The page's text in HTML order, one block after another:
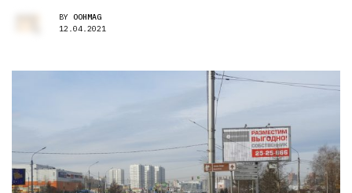
BY OOHMAG
12.04.2021